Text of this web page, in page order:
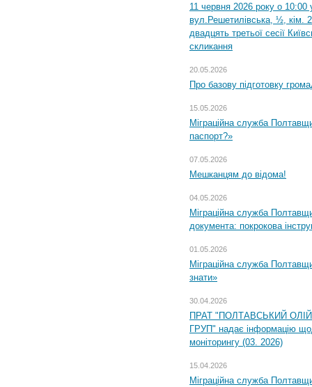
11 червня 2026 року о 10:00
вул.Решетилівська, ½, кім.
двадцять третьої сесії
скликання
20.05.2026
Про базову підготовку
15.05.2026
Міграційна служба
паспорт?»
07.05.2026
Мешканцям до відома!
04.05.2026
Міграційна служба
документа: покрокова
01.05.2026
Міграційна служба
знати»
30.04.2026
ПРАТ "ПОЛТАВСЬКИЙ
ГРУП" надає інформацію
моніторингу (03. 2026)
15.04.2026
Міграційна служба